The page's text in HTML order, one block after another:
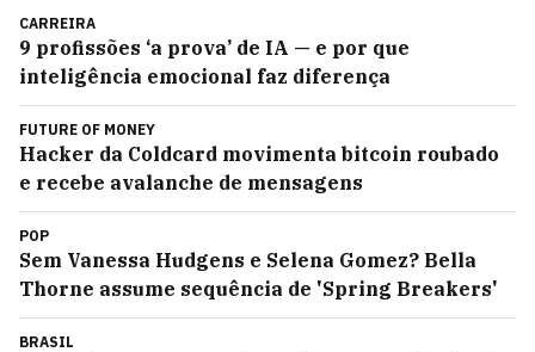
CARREIRA
9 profissões ‘a prova’ de IA — e por que
inteligência emocional faz diferença
FUTURE OF MONEY
Hacker da Coldcard movimenta bitcoin roubado
e recebe avalanche de mensagens
POP
Sem Vanessa Hudgens e Selena Gomez? Bella
Thorne assume sequência de 'Spring Breakers'
BRASIL